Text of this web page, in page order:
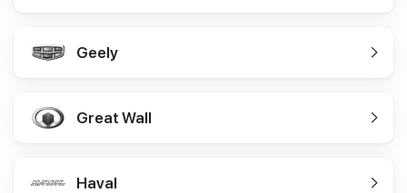
Geely
Great Wall
Haval